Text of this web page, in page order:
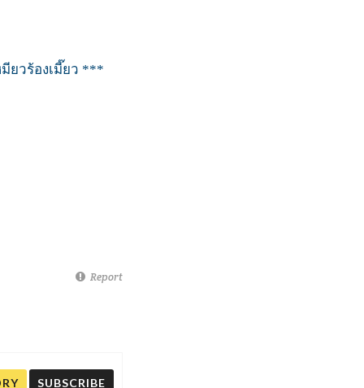
ยวร้องเมี๊ยว ***
Report
SUBSCRIBE